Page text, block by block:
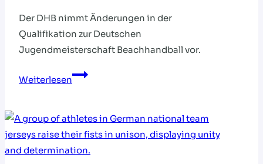
Der DHB nimmt Änderungen in der
Qualifikation zur Deutschen
Jugendmeisterschaft Beachhandball vor.
Weiterlesen
Deutsche
Beachhandball